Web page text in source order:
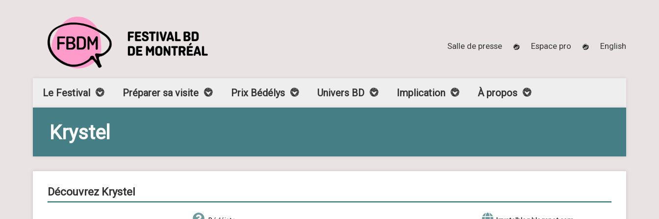
Salle de presse Espace pro English
Le Festival Préparer sa visite Prix Bédélys Univers BD Implication À propos
Krystel
Découvrez Krystel